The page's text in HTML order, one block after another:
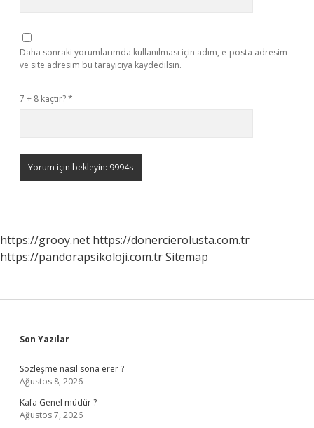
Daha sonraki yorumlarımda kullanılması için adım, e-posta adresim
ve site adresim bu tarayıcıya kaydedilsin.
7 + 8 kaçtır?*
https://grooy.net https://donercierolusta.com.tr
https://pandorapsikoloji.com.trSitemap
Sidebar
Son Yazılar
Sözleşme nasıl sona erer ?
Ağustos 8, 2026
Kafa Genel müdür ?
Ağustos 7, 2026